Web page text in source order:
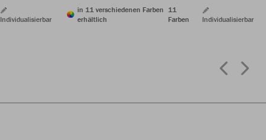
Individualisierbar
in 11 verschiedenen Farben
erhältlich
11
Farben
Individualisierbar